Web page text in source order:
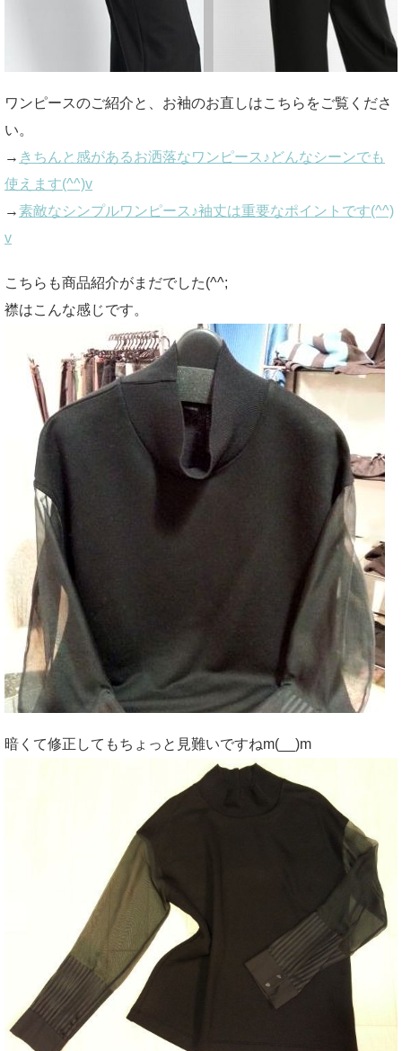
ワンピースのご紹介と、お袖のお直しはこちらをご覧くださ
い。
→ きちんと感があるお洒落なワンピース♪どんなシーンでも
使えます(^^)v
→素敵なシンプルワンピース♪袖丈は重要なポイントです(^^)
v
こちらも商品紹介がまだでした(^^;
襟はこんな感じです。
暗くて修正してもちょっと見難いですねm(__)m